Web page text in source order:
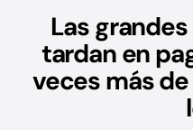
Las
tardan en
veces más